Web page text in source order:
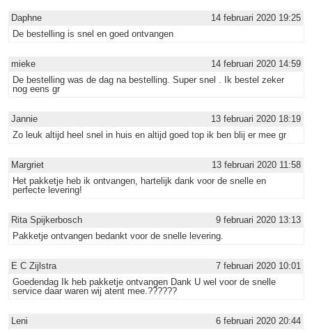
Daphne
14 februari 2020 19:25
De bestelling is snel en goed ontvangen
mieke
14 februari 2020 14:59
De bestelling was de dag na bestelling. Super snel . Ik bestel zeker
nog eens gr
Jannie
13 februari 2020 18:19
Zo leuk altijd heel snel in huis en altijd goed top ik ben blij er mee gr
Margriet
13 februari 2020 11:58
Het pakketje heb ik ontvangen, hartelijk dank voor de snelle en
perfecte levering!
Rita Spijkerbosch
9 februari 2020 13:13
Pakketje ontvangen bedankt voor de snelle levering.
E C Zijlstra
7 februari 2020 10:01
Goedendag Ik heb pakketje ontvangen Dank U wel voor de snelle
service daar waren wij atent mee.??????
Leni
6 februari 2020 20:44